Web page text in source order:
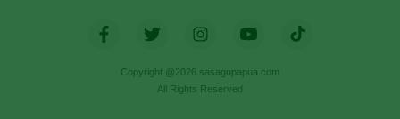
Copyright @2026 sasagupapua.com
All Rights Reserved